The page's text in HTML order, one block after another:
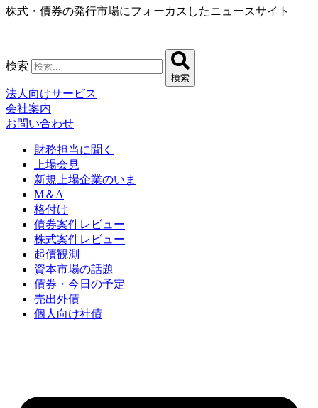
コ
ツ
に
ス
キ
ッ
株式・債券の発行市場にフォーカスしたニュースサイト
検索
検索
法人向けサービス
会社案内
お問い合わせ
財務担当に聞く
上場会見
新規上場企業のいま
M＆A
格付け
債券案件レビュー
株式案件レビュー
起債観測
資本市場の話題
債券・今日の予定
売出外債
個人向け社債